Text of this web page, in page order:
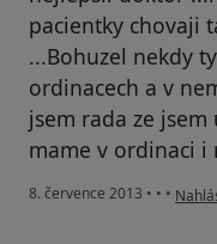
pacientky chovaji
...Bohuzel nekdy
ordinacech a v
jsem rada ze
mame v ordinaci i
8. července 2013 • • • podle